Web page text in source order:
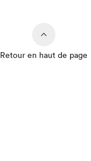
Retour en haut de page